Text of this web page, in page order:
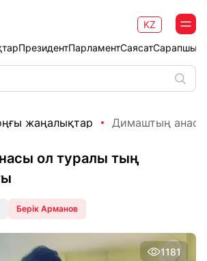
ПрезидентПарламентСаясат
KZ
жаңалықтар Димаштың анасы
ол туралы тың
Берік Арманов
1181